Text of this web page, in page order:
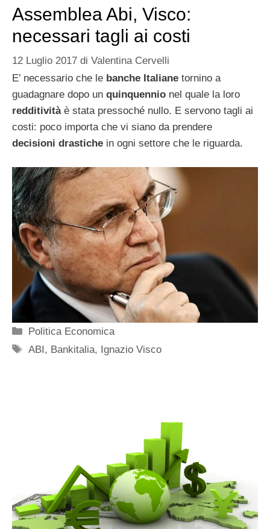
Assemblea Abi, Visco:
necessari tagli ai costi
12 Luglio 2017 di Valentina Cervelli
E’ necessario che le banche Italiane tornino a
guadagnare dopo un quinquennio nel quale la loro
redditivitàè stata pressoché nullo. E servono tagli ai
costi: poco importa che vi siano da prendere
decisioni drastiche in ogni settore che le riguarda.
Categorie
Politica Economica
Tag
ABI , Bankitalia, Ignazio Visco